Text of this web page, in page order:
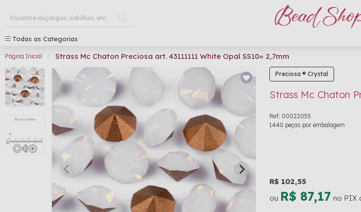
Todas as Categorias
Página Inicial Strass Mc Chaton Preciosa art. 43111111 White Opal SS10= 2,7mm
Preciosa ® Crystal
Strass Mc Chaton
Ref: 00022055
1440 peças por embalagem
R$ 102,55
ou R$ 87,17 no PIX